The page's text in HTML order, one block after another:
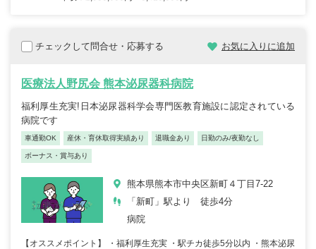
チェックして問合せ・応募する お気に入りに追加
医療法人野尻会 熊本泌尿器科病院
福利厚生充実!日本泌尿器科学会専門医教育施設に認定されている
病院です
車通勤OK 産休・育休取得実績あり 退職金あり 日勤のみ/夜勤なし
ボーナス・賞与あり
熊本県熊本市中央区新町４丁目7-22
「新町」駅より 徒歩4分
病院
【オススメポイント】 ・福利厚生充実 ・駅チカ徒歩5分以内 ・熊本泌尿